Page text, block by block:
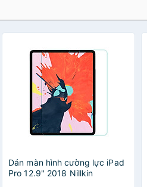
Dán màn hình cường lực iPad
Pro 12.9'' 2018 Nillkin